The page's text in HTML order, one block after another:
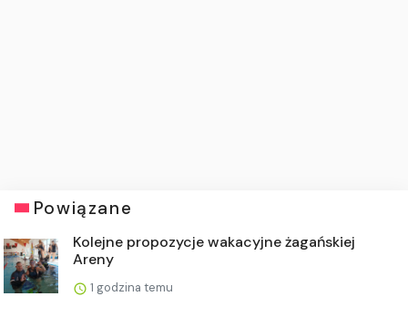
Powiązane
Kolejne propozycje wakacyjne żagańskiej
Areny
1 godzina temu